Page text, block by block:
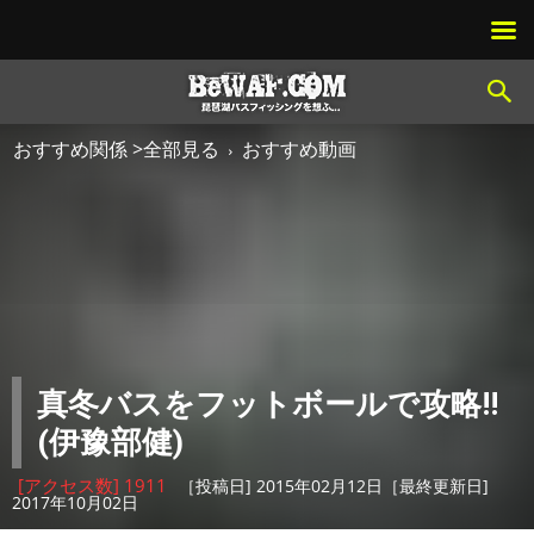
おすすめ関係 >全部見る おすすめ動画
真冬バスをフットボールで攻略!!
(伊豫部健)
[アクセス数] 1911 ［投稿日] 2015年02月12日［最終更新日]
2017年10月02日